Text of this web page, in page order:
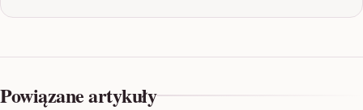
Powiązane artykuły